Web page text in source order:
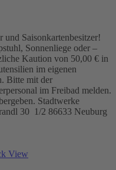
Saisonkartenbesitzer!
Sonnenliege oder –
Kaution von 50,00 € in
im eigenen
Bitte mit der
im Freibad melden.
Stadtwerke
30 1/2 86633 Neuburg
View